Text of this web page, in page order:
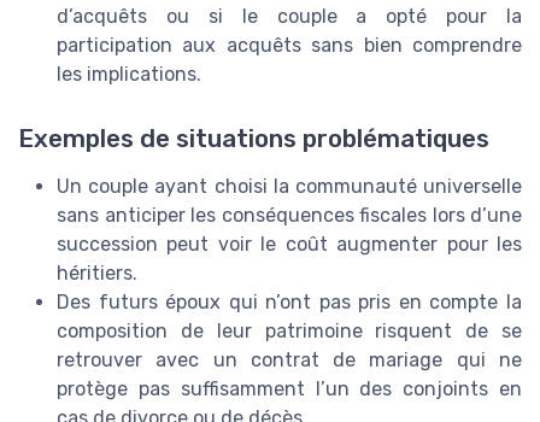
d’acquêts ou si le couple a opté pour la
participation aux acquêts sans bien comprendre
les implications.
Exemples de situations problématiques
Un couple ayant choisi la communauté universelle
sans anticiper les conséquences fiscales lors d’une
succession peut voir le coût augmenter pour les
héritiers.
Des futurs époux qui n’ont pas pris en compte la
composition de leur patrimoine risquent de se
retrouver avec un contrat de mariage qui ne
protège pas suffisamment l’un des conjoints en